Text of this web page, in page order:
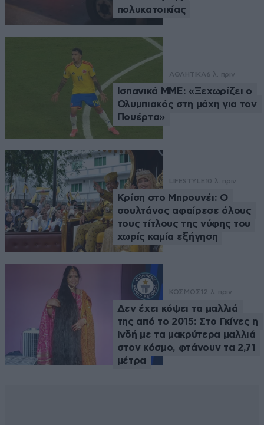
πολυκατοικίας
ΑΘΛΗΤΙΚΑ6 λ. πριν
Ισπανικά ΜΜΕ: «Ξεχωρίζει ο
Ολυμπιακός στη μάχη για τον
Πουέρτα»
LIFESTYLE 10 λ. πριν
Κρίση στο Μπρουνέι: Ο
σουλτάνος αφαίρεσε όλους
τους τίτλους της νύφης του
χωρίς καμία εξήγηση
ΚΟΣΜΟΣ 12 λ. πριν
Δεν έχει κόψει τα μαλλιά
της από το 2015: Στο Γκίνες η
Ινδή με τα μακρύτερα μαλλιά
στον κόσμο, φτάνουν τα 2,71
μέτρα